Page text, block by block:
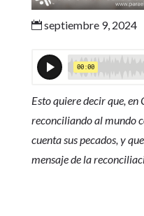
septiembre 9, 2024
Esto quiere decir que, en
reconciliando al mundo
cuenta sus pecados, y
mensaje de la